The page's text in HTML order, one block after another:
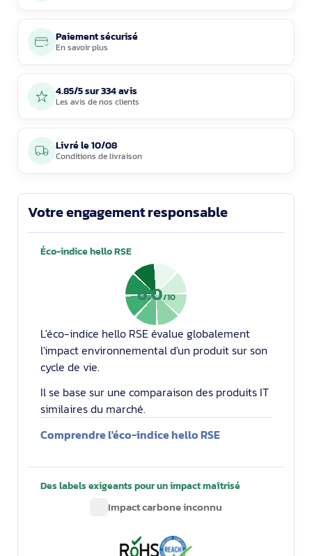
Paiement sécurisé
En savoir plus
4.85/5 sur 334 avis
Les avis de nos clients
Livré le10/08
Conditions de livraison
Votre engagement responsable
Éco-indice hello RSE
6.0/10
L'éco-indice hello RSE évalue globalement
l'impact environnemental d'un produit sur son
cycle de vie.
Il se base sur une comparaison des produits IT
similaires du marché.
Comprendre l'éco-indice hello RSE
Des labels exigeants pour un impact maîtrisé
Impact carbone inconnu